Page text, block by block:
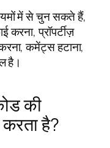
में से चुन सकते हैं,
करना, प्रॉपर्टीज़
कमेंट्स हटाना,
है।
की
करता है?